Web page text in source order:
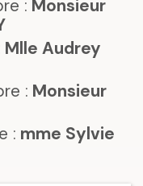
: Monsieur
Mlle Audrey
: Monsieur
: mme Sylvie